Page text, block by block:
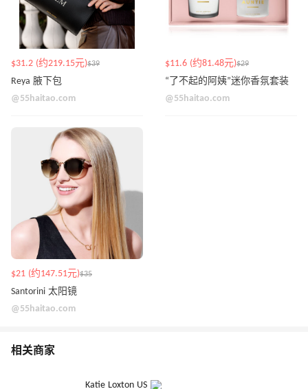
$31.2 (约219.15元)$39
Reya 腋下包
@55haitao.com
$11.6 (约81.48元)$29
“了不起的阿姨”迷你香氛套装
@55haitao.com
$21 (约147.51元)$35
Santorini 太阳镜
@55haitao.com
相关商家
Katie Loxton US